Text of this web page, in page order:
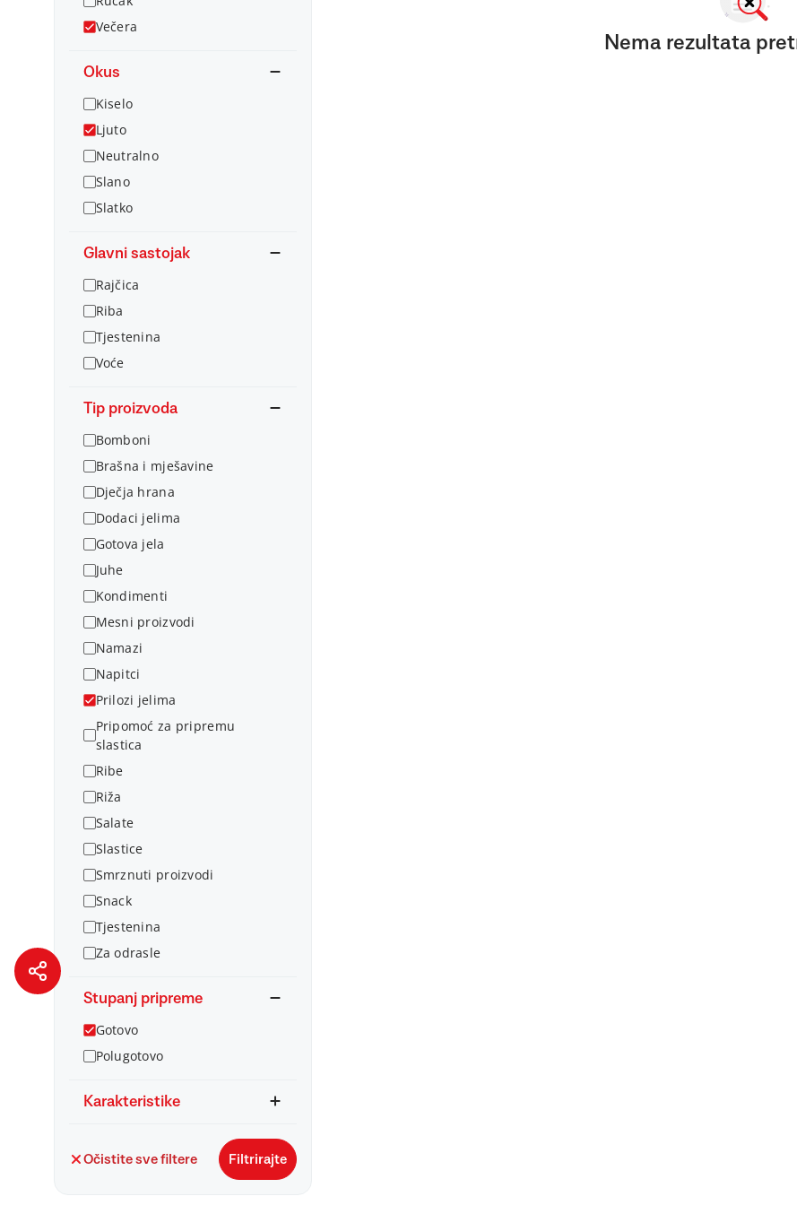
Večera
Okus
Kiselo
Ljuto
Neutralno
Slano
Slatko
Glavni sastojak
Rajčica
Riba
Tjestenina
Voće
Tip proizvoda
Bomboni
Brašna i mješavine
Dječja hrana
Dodaci jelima
Gotova jela
Juhe
Kondimenti
Mesni proizvodi
Namazi
Napitci
Prilozi jelima
Pripomoć za pripremu
slastica
Ribe
Riža
Salate
Slastice
Smrznuti proizvodi
Snack
Tjestenina
Za odrasle
Stupanj pripreme
Gotovo
Polugotovo
Karakteristike
Očistite sve filtere Filtrirajte
Nema rezultata